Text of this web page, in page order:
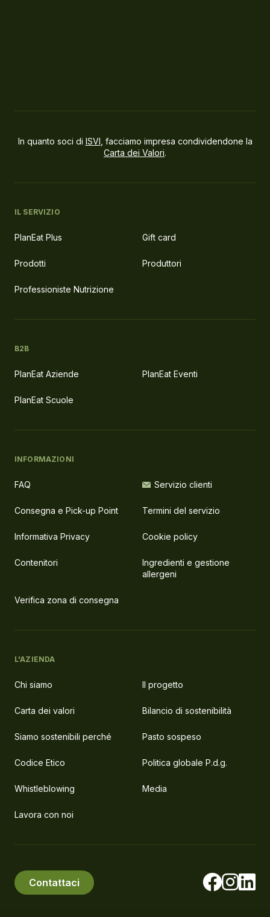
In quanto soci di ISVI , facciamo impresa condividendone la
Carta dei Valori.
IL SERVIZIO
PlanEat Plus Gift card
Prodotti Produttori
Professioniste Nutrizione
B2B
PlanEat Aziende PlanEat Eventi
PlanEat Scuole
INFORMAZIONI
FAQ Servizio clienti
Consegna e Pick-up Point Termini del servizio
Informativa Privacy Cookie policy
Contenitori
Ingredienti e gestione
allergeni
Verifica zona di consegna
L'AZIENDA
Chi siamo Il progetto
Carta dei valori Bilancio di sostenibilità
Siamo sostenibili perché Pasto sospeso
Codice Etico Politica globale P.d.g.
Whistleblowing Media
Lavora con noi
Contattaci